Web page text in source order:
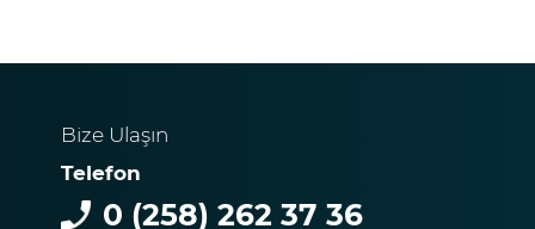
Bize Ulaşın
Telefon
0 (258) 262 37 36